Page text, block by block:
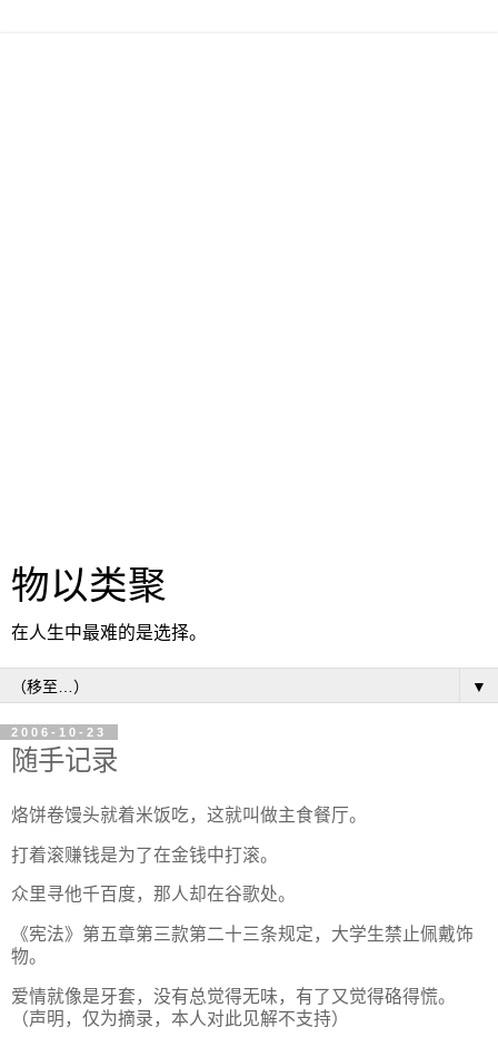
物以类聚
在人生中最难的是选择。
▼
2006-10-23
随手记录
烙饼卷馒头就着米饭吃，这就叫做主食餐厅。
打着滚赚钱是为了在金钱中打滚。
众里寻他千百度，那人却在谷歌处。
《宪法》第五章第三款第二十三条规定，大学生禁止佩戴饰
物。
爱情就像是牙套，没有总觉得无味，有了又觉得硌得慌。
（声明，仅为摘录，本人对此见解不支持）